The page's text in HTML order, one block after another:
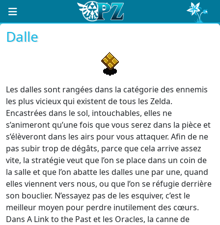
Dalle
Les dalles sont rangées dans la catégorie des ennemis
les plus vicieux qui existent de tous les Zelda.
Encastrées dans le sol, intouchables, elles ne
s’animeront qu’une fois que vous serez dans la pièce et
s’élèveront dans les airs pour vous attaquer. Afin de ne
pas subir trop de dégâts, parce que cela arrive assez
vite, la stratégie veut que l’on se place dans un coin de
la salle et que l’on abatte les dalles une par une, quand
elles viennent vers nous, ou que l’on se réfugie derrière
son bouclier. N’essayez pas de les esquiver, c’est le
meilleur moyen pour perdre inutilement des cœurs.
Dans A Link to the Past et les Oracles, la canne de